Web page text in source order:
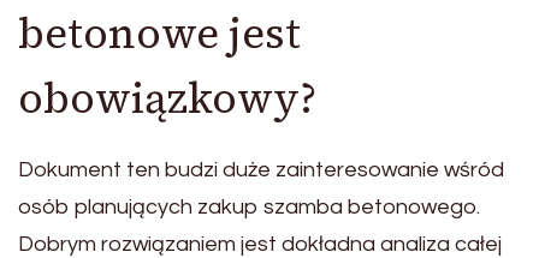
betonowe jest
obowiązkowy?
Dokument ten budzi duże zainteresowanie wśród
osób planujących zakup szamba betonowego.
Dobrym rozwiązaniem jest dokładna analiza całej